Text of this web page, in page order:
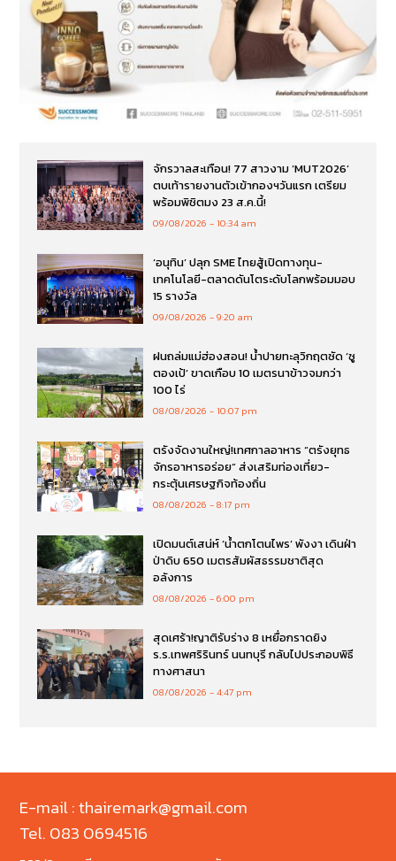
จักรวาลสะเทือน! 77 สาวงาม ‘MUT2026’
ตบเท้ารายงานตัวเข้ากองฯวันแรก เตรียม
พร้อมพิชิตมง 23 ส.ค.นี้!
09/08/2026 10:34 am
‘อนุทิน’ ปลุก SME ไทยสู้เปิดทางทุน-
เทคโนโลยี-ตลาดดันโตระดับโลกพร้อมมอบ
15 รางวัล
09/08/2026 9:20 am
ฝนถล่มแม่ฮ่องสอน! น้ำปายทะลุวิกฤตซัด ‘ซู
ตองเป้’ ขาดเกือบ 10 เมตรนาข้าวจมกว่า
100 ไร่
08/08/2026 10:07 pm
ตรังจัดงานใหญ่!เทศกาลอาหาร “ตรังยุทธ
จักรอาหารอร่อย” ส่งเสริมท่องเที่ยว-
กระตุ้นเศรษฐกิจท้องถิ่น
08/08/2026 8:17 pm
เปิดมนต์เสน่ห์ ‘น้ำตกโตนไพร’ พังงา เดินฝ่า
ป่าดิบ 650 เมตรสัมผัสธรรมชาติสุด
อลังการ
08/08/2026 6:00 pm
สุดเศร้า!ญาติรับร่าง 8 เหยื่อกราดยิง
ร.ร.เทพศริรินทร์ นนทบุรี กลับไปประกอบพิธี
ทางศาสนา
08/08/2026 4:47 pm
E-mail : thairemark@gmail.com
Tel. 083 0694516